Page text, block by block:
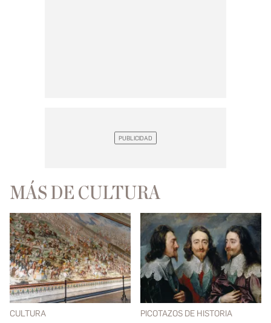
MÁS DE CULTURA
CULTURA PICOTAZOS DE HISTORIA